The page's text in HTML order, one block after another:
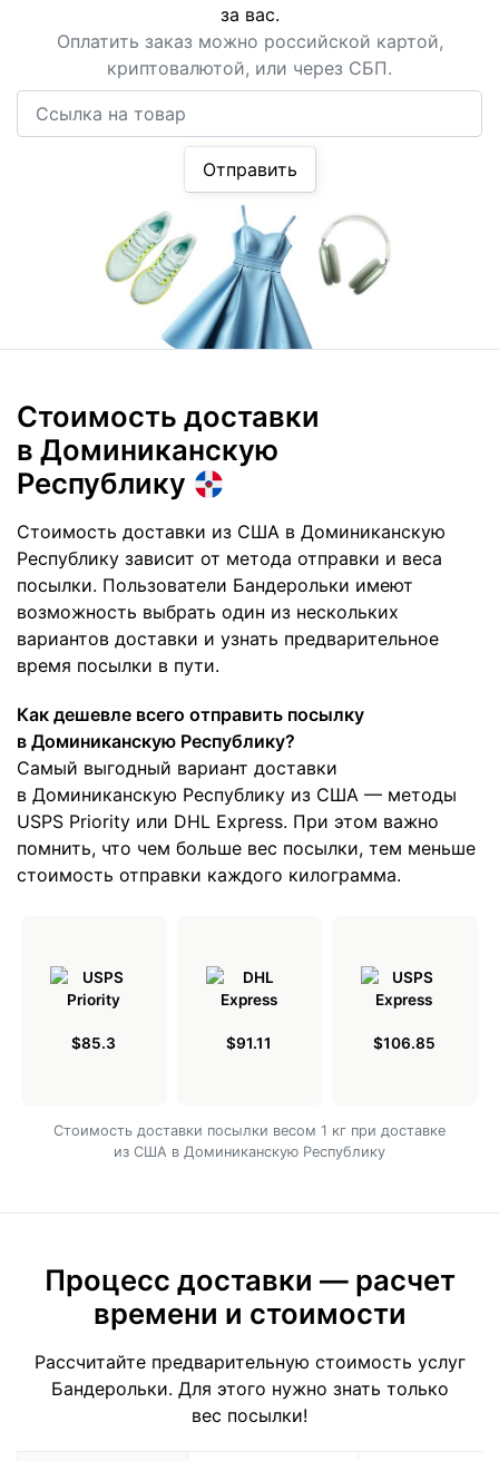
за вас.
Оплатить заказ можно российской картой,
криптовалютой, или через СБП.
Отправить
Стоимость доставки
в Доминиканскую
Республику
Стоимость доставки из США в Доминиканскую
Республику зависит от метода отправки и веса
посылки. Пользователи Бандерольки имеют
возможность выбрать один из нескольких
вариантов доставки и узнать предварительное
время посылки в пути.
Как дешевле всего отправить посылку
в Доминиканскую Республику?
Самый выгодный вариант доставки
в Доминиканскую Республику из США — методы
USPS Priority или DHL Express. При этом важно
помнить, что чем больше вес посылки, тем меньше
стоимость отправки каждого килограмма.
$85.3 $91.11 $106.85
Cтоимость доставки посылки весом 1 кг при доставке
из США в Доминиканскую Республику
Процесс доставки — расчет
времени и стоимости
Рассчитайте предварительную стоимость услуг
Бандерольки. Для этого нужно знать только
вес посылки!